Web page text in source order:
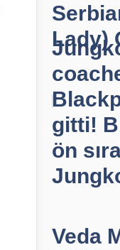
Lady)
gitti!
ön
Veda